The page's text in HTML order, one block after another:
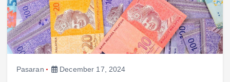
Pasaran December 17, 2024